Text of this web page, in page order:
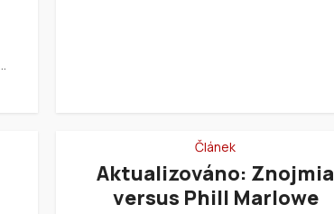
Článek
Aktualizováno: Znojmia
versus Phill Marlowe